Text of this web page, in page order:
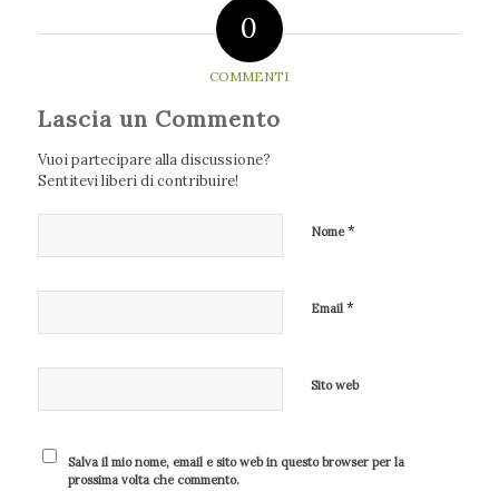
0
COMMENTI
Lascia un Commento
Vuoi partecipare alla discussione?
Sentitevi liberi di contribuire!
Nome*
Email *
Sito web
Salva il mio nome, email e sito web in questo browser per la
prossima volta che commento.